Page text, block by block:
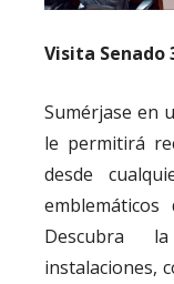
Visita Senado
Sumérjase en
le permitirá
desde
Descubra
instalaciones,